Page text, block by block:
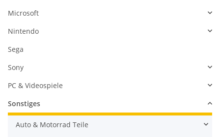
Microsoft
Nintendo
Sega
Sony
PC & Videospiele
Sonstiges
Auto & Motorrad Teile